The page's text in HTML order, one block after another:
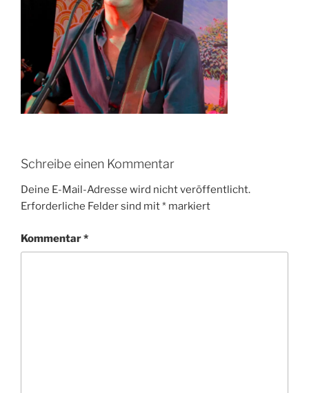
Schreibe einen Kommentar
Deine E-Mail-Adresse wird nicht veröffentlicht.
Erforderliche Felder sind mit* markiert
Kommentar*